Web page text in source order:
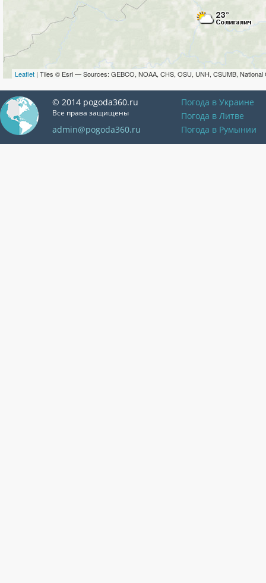
Leaflet | Tiles © Esri — Sources: GEBCO, NOAA, CHS, OSU, UNH, CSUMB, National
© 2014 pogoda360.ru
Все права защищены
admin@pogoda360.ru
Погода в Украине
Погода в Литве
Погода в Румынии